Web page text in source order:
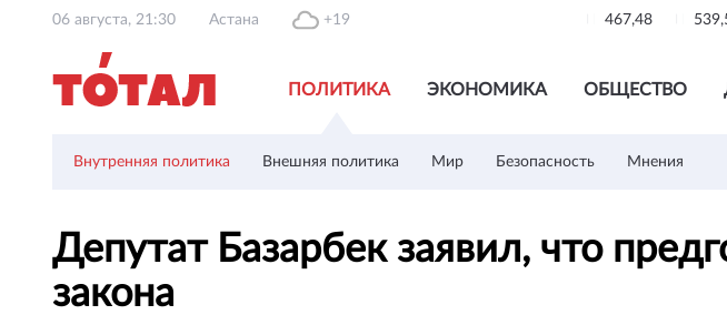
06 августа, 21:30 Астана +19 467,48
ПОЛИТИКА ЭКОНОМИКА ОБЩЕСТВО
Внутренняя политика Внешняя политика Мир Безопасность Мнения
Депутат Базарбек заявил, что
закона